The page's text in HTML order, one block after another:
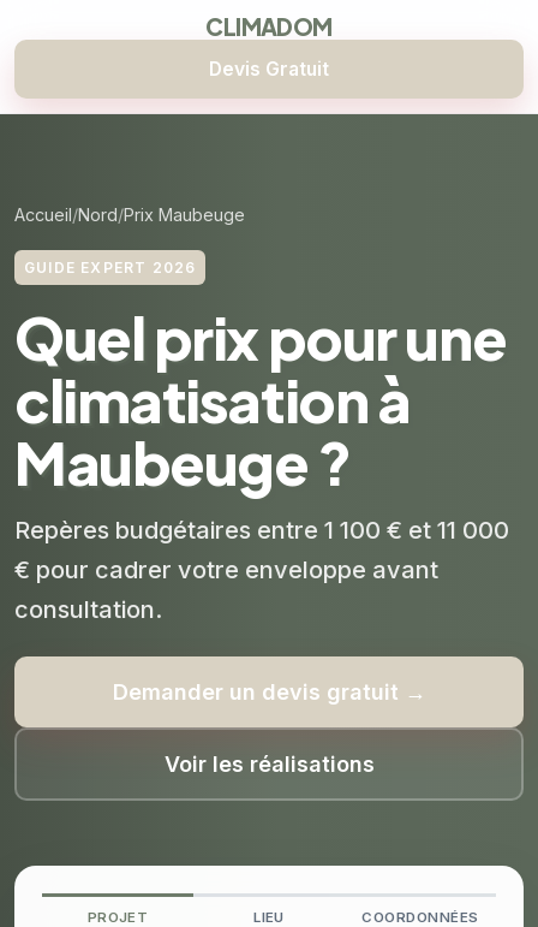
CLIMADOM
Devis Gratuit
Accueil Nord Prix Maubeuge
GUIDE EXPERT 2026
Quel prix pour une
climatisation à
Maubeuge ?
Repères budgétaires entre 1 100 € et 11 000
€ pour cadrer votre enveloppe avant
consultation.
Demander un devis gratuit →
Voir les réalisations
PROJET LIEU COORDONNÉES